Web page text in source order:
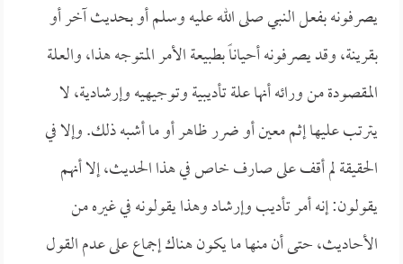
يصرفونه بفعل النبي صلى الله عليه وسلم أو بحديث آخر أو
بقرينة، وقد يصرفونه أحياناً بطبيعة الأمر المتوجه هذا، والعلة
المقصودة من ورائه أنها علة تأديبية وتوجيهيه وإرشادية، لا
يترتب عليها إثم معين أو ضرر ظاهر أو ما أشبه ذلك. وإلا في
الحقيقة لم أقف على صارف خاص في هذا الحديث، إلا أنهم
يقولون: إنه أمر تأديب وإرشاد وهذا يقولونه في غيره من
الأحاديث، حتى أن منها ما يكون هناك إجماع على عدم القول